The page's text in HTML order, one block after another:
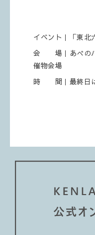
イベント｜「東北
会 場｜あべのハ
催物会場
時 間｜最終日